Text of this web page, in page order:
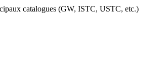
catalogues (GW, ISTC, USTC, etc.)